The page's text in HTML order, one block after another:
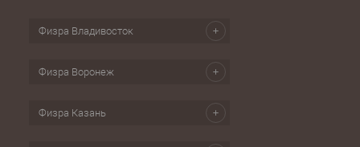
Физра Владивосток
Физра Воронеж
Физра Казань